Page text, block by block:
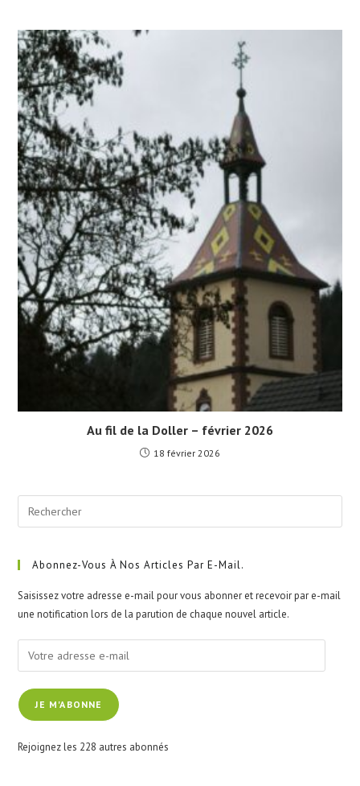
Au fil de la Doller – février 2026
18 février 2026
Abonnez-Vous À Nos Articles Par E-Mail.
Saisissez votre adresse e-mail pour vous abonner et recevoir par e-mail
une notification lors de la parution de chaque nouvel article.
Votre
adresse
e-
mailJE M'ABONNE
Rejoignez les 228 autres abonnés